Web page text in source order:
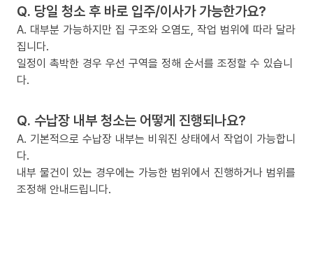
Q. 당일 청소 후 바로 입주/이사가 가능한가요?
A. 대부분 가능하지만 집 구조와 오염도, 작업 범위에 따라 달라
집니다.
일정이 촉박한 경우 우선 구역을 정해 순서를 조정할 수 있습니
다.
Q. 수납장 내부 청소는 어떻게 진행되나요?
A. 기본적으로 수납장 내부는 비워진 상태에서 작업이 가능합니
다.
내부 물건이 있는 경우에는 가능한 범위에서 진행하거나 범위를
조정해 안내드립니다.